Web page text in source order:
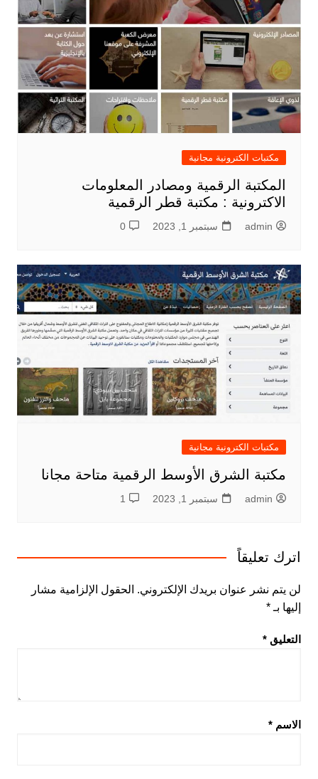
مكتبات الكترونية مجانية
المكتبة الرقمية ومصادر المعلومات
الاكترونية : مكتبة قطر الرقمية
admin سبتمبر 1, 2023 0
مكتبات الكترونية مجانية
مكتبة الشرق الأوسط الرقمية متاحة مجانا
admin سبتمبر 1, 2023 1
اترك تعليقاً
لن يتم نشر عنوان بريدك الإلكتروني. الحقول الإلزامية مشار
إليها بـ *
التعليق *
الاسم *